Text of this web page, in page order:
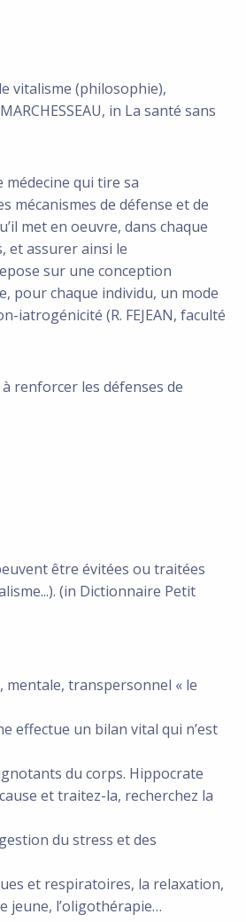
vitalisme (philosophie),
in La santé sans
médecine qui tire sa
mécanismes de défense et de
met en oeuvre, dans chaque
et assurer ainsi le
sur une conception
pour chaque individu, un mode
iatrogénicité (R. FEJEAN, faculté
renforcer les défenses de
être évitées ou traitées
(in Dictionnaire Petit
mentale, transpersonnel « le
effectue un bilan vital qui n’est
du corps. Hippocrate
et traitez-la, recherchez la
du stress et des
et respiratoires, la relaxation,
jeune, l’oligothérapie…